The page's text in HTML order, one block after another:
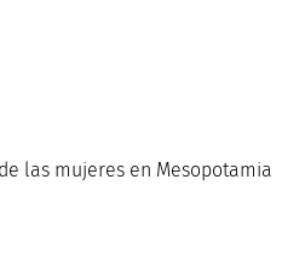
las mujeres en Mesopotamia